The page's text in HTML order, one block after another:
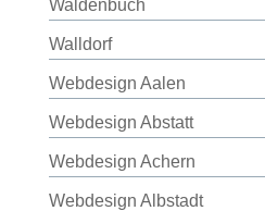
Waldenbuch
Walldorf
Webdesign Aalen
Webdesign Abstatt
Webdesign Achern
Webdesign Albstadt